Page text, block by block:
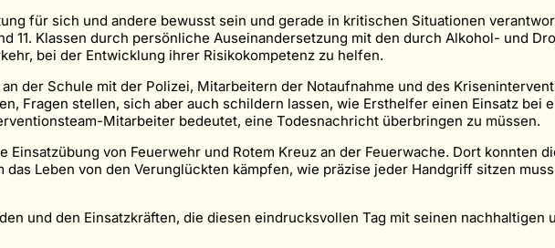
für sich und andere bewusst sein und gerade in kritischen Situationen
11. Klassen durch persönliche Auseinandersetzung mit den durch Alkohol- und
bei der Entwicklung ihrer Risikokompetenz zu helfen.
der Schule mit der Polizei, Mitarbeitern der Notaufnahme und des
Fragen stellen, sich aber auch schildern lassen, wie Ersthelfer einen Einsatz bei
Mitarbeiter bedeutet, eine Todesnachricht überbringen zu müssen.
von Feuerwehr und Rotem Kreuz an der Feuerwache. Dort konnten
Leben von den Verunglückten kämpfen, wie präzise jeder Handgriff sitzen
und den Einsatzkräften, die diesen eindrucksvollen Tag mit seinen nachhaltigen